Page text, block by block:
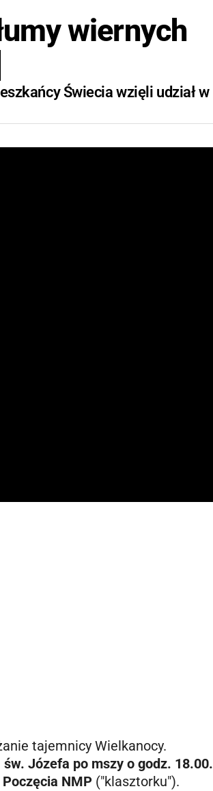
wiernych
Świecia wzięli udział w
tajemnicy Wielkanocy.
Józefa po mszy o godz. 18.00.
NMP ("klasztorku").